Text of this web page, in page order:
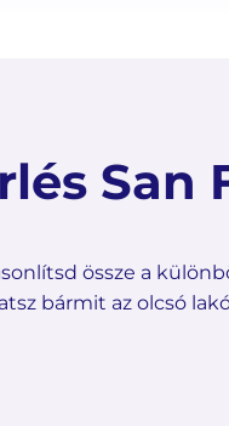
San
össze a
bármit az olcsó